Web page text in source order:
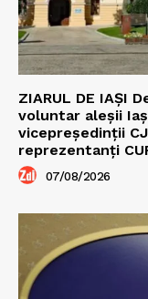
ZIARUL DE IAȘI
voluntar aleșii
vicepreședinții
reprezentanți
07/08/2026